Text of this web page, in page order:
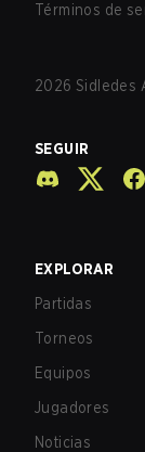
Términos de
2026 Sidledes
SEGUIR
EXPLORAR
Partidas
Torneos
Equipos
Jugadores
Noticias